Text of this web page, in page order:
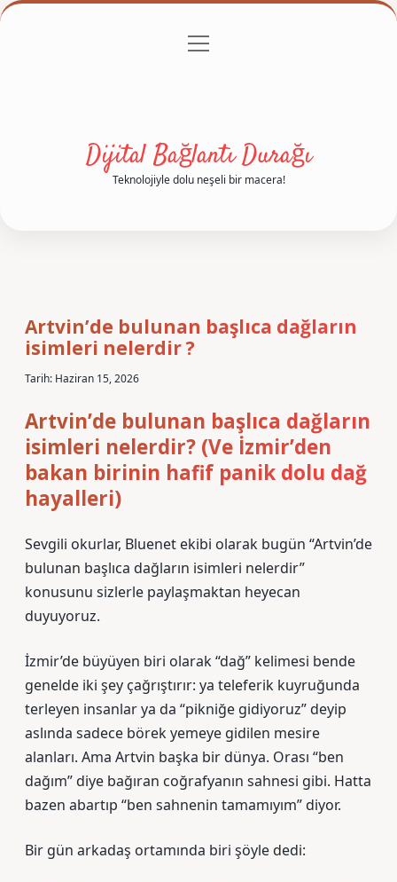
Gizlilik Politikası
menüyü
Dijital Bağlantı Durağı
Teknolojiyle dolu neşeli bir macera!
Artvin’de bulunan başlıca dağların
isimleri nelerdir ?
Tarih: Haziran 15, 2026
Artvin’de bulunan başlıca dağların
isimleri nelerdir? (Ve İzmir’den
bakan birinin hafif panik dolu dağ
hayalleri)
Sevgili okurlar, Bluenet ekibi olarak bugün “Artvin’de
bulunan başlıca dağların isimleri nelerdir”
konusunu sizlerle paylaşmaktan heyecan
duyuyoruz.
İzmir’de büyüyen biri olarak “dağ” kelimesi bende
genelde iki şey çağrıştırır: ya teleferik kuyruğunda
terleyen insanlar ya da “pikniğe gidiyoruz” deyip
aslında sadece börek yemeye gidilen mesire
alanları. Ama Artvin başka bir dünya. Orası “ben
dağım” diye bağıran coğrafyanın sahnesi gibi. Hatta
bazen abartıp “ben sahnenin tamamıyım” diyor.
Bir gün arkadaş ortamında biri şöyle dedi: